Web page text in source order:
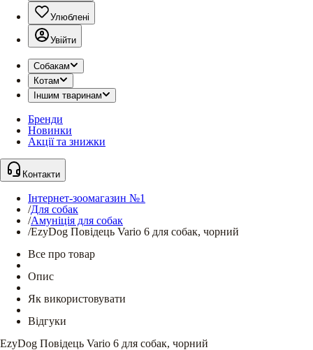
Улюблені
Увійти
Собакам
Котам
Іншим тваринам
Бренди
Новинки
Акції та знижки
Контакти
Інтернет-зоомагазин №1
/Для собак
/Амуніція для собак
/EzyDog Повідець Vario 6 для собак, чорний
Все про товар
Опис
Як використовувати
Відгуки
EzyDog Повідець Vario 6 для собак, чорний